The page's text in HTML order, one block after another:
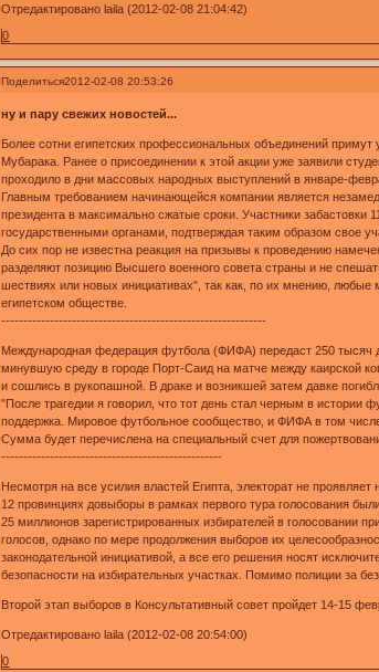
Отредактировано laila (2012-02-08 21:04:42)
0
Поделиться2012-02-08 20:53:26
ну и пару свежих новостей...
Более сотни египетских профессиональных объединений
Мубарака. Ранее о присоединении к этой акции уже заявили
проходило в дни массовых народных выступлений в январе-
Главным требованием начинающейся компании является
президента в максимально сжатые сроки. Участники
государственными органами, подтверждая таким образом свое
До сих пор не известна реакция на призывы к проведению
разделяют позицию Высшего военного совета страны и не
шествиях или новых инициативах", так как, по их мнению,
египетском обществе.
------------------------------------------------------------
Международная федерация футбола (ФИФА) передаст 250 тысяч
минувшую среду в городе Порт-Саид на матче между каирской
и сошлись в рукопашной. В драке и возникшей затем давке
"После трагедии я говорил, что тот день стал черным в
поддержка. Мировое футбольное сообщество, и ФИФА в том
Сумма будет перечислена на специальный счет для
--------------------------------------------------
Несмотря на все усилия властей Египта, электорат не
12 провинциях довыборы в рамках первого тура голосования
25 миллионов зарегистрированных избирателей в голосовании
голосов, однако по мере продолжения выборов их
законодательной инициативой, а все его решения носят
безопасности на избирательных участках. Помимо полиции за
Второй этап выборов в Консультативный совет пройдет 14-15
Отредактировано laila (2012-02-08 20:54:00)
0